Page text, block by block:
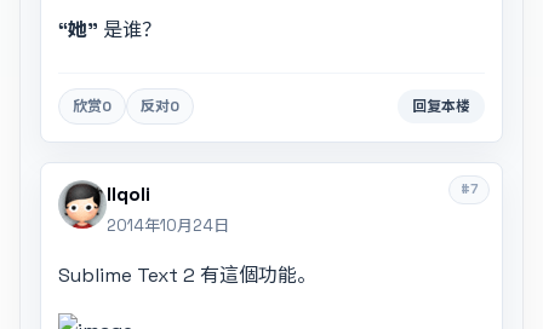
“她” 是谁？
欣赏0 反对0 回复本楼
#7
llqoli
2014年10月24日
Sublime Text 2 有這個功能。